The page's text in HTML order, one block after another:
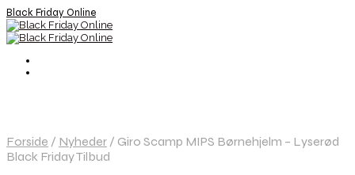
Black Friday Online
Forside / Nyheder / Giro Scamp MIPS Børnehjelm – Lyserød
Black Friday Tilbud